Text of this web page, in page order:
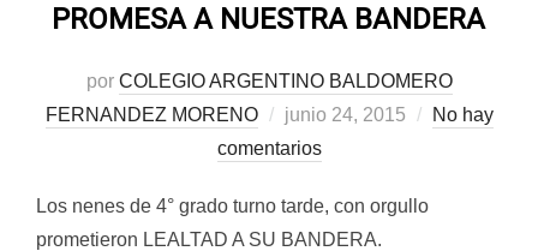
PROMESA A NUESTRA BANDERA
por COLEGIO ARGENTINO BALDOMERO
FERNANDEZ MORENO
Publicado
el
junio 24, 2015
No hay
comentarios
Los nenes de 4° grado turno tarde, con orgullo
prometieron LEALTAD A SU BANDERA.